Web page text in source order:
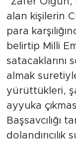
alan kişilerin
para
belirtip Milli
satacaklarını
almak
yürüttükleri,
ayyuka
Başsavcılığı